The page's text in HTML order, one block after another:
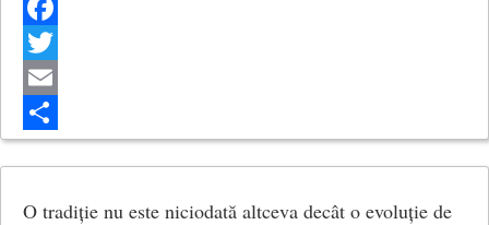
Facebook
Twitter
Email
Share
O tradiție nu este niciodată altceva decât o evoluție de